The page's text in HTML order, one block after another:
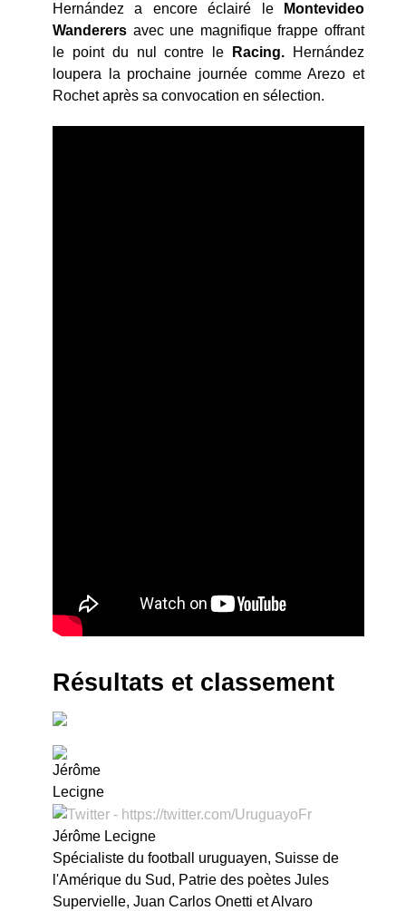
Hernández a encore éclairé le
Montevideo
Wanderers avec une magnifique frappe offrant
le point du nul contre le
Racing.
Hernández
loupera la prochaine journée comme Arezo et
Rochet après sa convocation en sélection.
Résultats et classement
Jérôme Lecigne
Spécialiste du football uruguayen, Suisse de
l'Amérique du Sud, Patrie des poètes Jules
Supervielle, Juan Carlos Onetti et Alvaro